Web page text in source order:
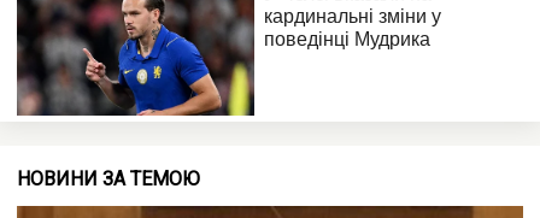
НОВИНИ ЗА ТЕМОЮ